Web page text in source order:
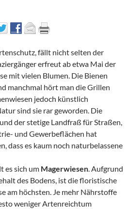
fällt nicht selten der
erfreut ab etwa Mai der
mit vielen Blumen. Die Bienen
manchmal hört man die Grillen
jedoch künstlich
sind sie rar geworden. Die
der stetige Landfraß für Straßen,
und Gewerbeflächen hat
dass es kaum noch naturbelassene
es sich um Magerwiesen. Aufgrund
des Bodens, ist die floristische
am höchsten. Je mehr Nährstoffe
weniger Artenreichtum